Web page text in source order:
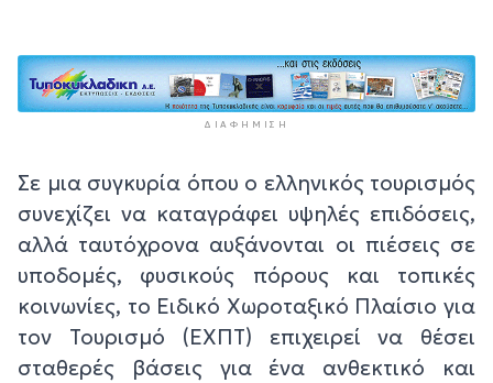
ΔΙΑΦΉΜΙΣΗ
Σε μια συγκυρία όπου ο ελληνικός τουρισμός
συνεχίζει να καταγράφει υψηλές επιδόσεις,
αλλά ταυτόχρονα αυξάνονται οι πιέσεις σε
υποδομές, φυσικούς πόρους και τοπικές
κοινωνίες, το Ειδικό Χωροταξικό Πλαίσιο για
τον Τουρισμό (ΕΧΠΤ) επιχειρεί να θέσει
σταθερές βάσεις για ένα ανθεκτικό και